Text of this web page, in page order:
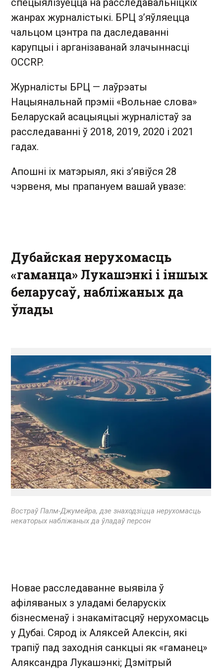
спецыялізуецца на расследавальніцкіх
жанрах журналістыкі. БРЦ з’яўляецца
чальцом цэнтра па даследаванні
карупцыі і арганізаванай злачыннасці
OCCRP.
Журналісты БРЦ — лаўрэаты
Нацыянальнай прэміі «Вольнае слова»
Беларускай асацыяцыі журналістаў за
расследаванні ў 2018, 2019, 2020 і 2021
гадах.
Апошні іх матэрыял, які з’явіўся 28
чэрвеня, мы прапануем вашай увазе:
Дубайская нерухомасць
«гаманца» Лукашэнкі і іншых
беларусаў, набліжаных да
ўлады
Востраў Палм-Джумейра, дзе знаходзіцца нерухомасць
некаторых набліжаных да ўладаў персон
Новае расследаванне выявіла ў
афіляваных з уладамі беларускіх
бізнесменаў і знакамітасцяў нерухомасць
у Дубаі. Сярод іх Аляксей Алексін, які
трапіў пад заходнія санкцыі як «гаманец»
Аляксандра Лукашэнкі; Дзмітрый